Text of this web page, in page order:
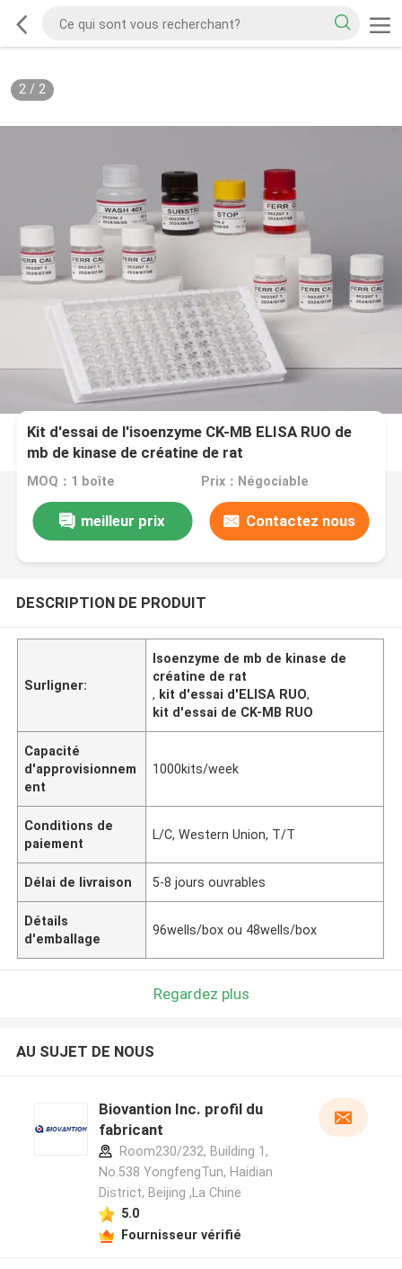
2/ 2
Kit d'essai de l'isoenzyme CK-MB ELISA RUO de
mb de kinase de créatine de rat
MOQ：1 boîte Prix：Négociable
meilleur prix Contactez nous
DESCRIPTION DE PRODUIT
Surligner:
Isoenzyme de mb de kinase de
créatine de rat
, kit d'essai d'ELISA RUO,
kit d'essai de CK-MB RUO
Capacité
d'approvisionnem
ent
1000kits/week
Conditions de
paiement
L/C, Western Union, T/T
Délai de livraison 5-8 jours ouvrables
Détails
d'emballage
96wells/box ou 48wells/box
Regardez plus
AU SUJET DE NOUS
Biovantion Inc. profil du
fabricant
Room230/232, Building 1,
No.538 YongfengTun, Haidian
District, Beijing ,La Chine
5.0
Fournisseur vérifié